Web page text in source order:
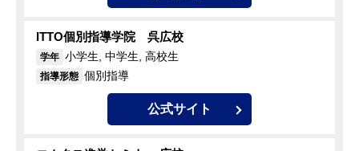
ITTO個別指導学院 呉広校
学年 小学生, 中学生, 高校生
指導形態 個別指導
公式サイト